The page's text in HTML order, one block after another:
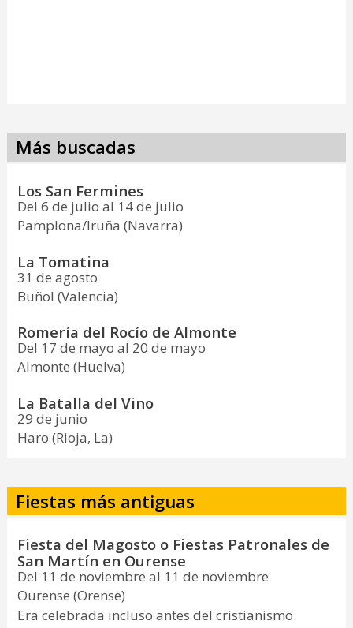
Más buscadas
Los San Fermines
Del 6 de julio al 14 de julio
Pamplona/Iruña (Navarra)
La Tomatina
31 de agosto
Buñol (Valencia)
Romería del Rocío de Almonte
Del 17 de mayo al 20 de mayo
Almonte (Huelva)
La Batalla del Vino
29 de junio
Haro (Rioja, La)
Fiestas más antiguas
Fiesta del Magosto o Fiestas Patronales de
San Martín en Ourense
Del 11 de noviembre al 11 de noviembre
Ourense (Orense)
Era celebrada incluso antes del cristianismo.